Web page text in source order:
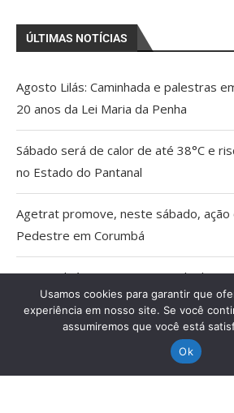
ÚLTIMAS NOTÍCIAS
Agosto Lilás: Caminhada e palestras
20 anos da Lei Maria da Penha
Sábado será de calor de até 38°C e
no Estado do Pantanal
Agetrat promove, neste sábado, ação
Pedestre em Corumbá
AGU pedirá na Justiça a retirada do
Pais estão menos presentes na
Usamos cookies para garantir que
experiência em nosso site. Se você
assumiremos que você está
Ok